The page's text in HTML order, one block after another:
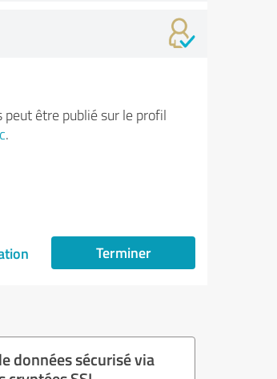
peut être publié sur le profil
.
Terminer
données sécurisé via